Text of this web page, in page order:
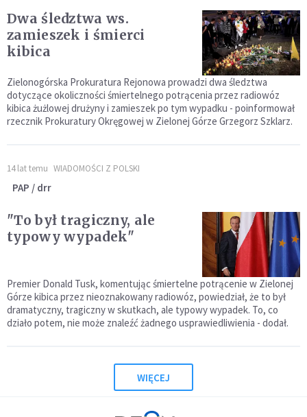
Dwa śledztwa ws.
zamieszek i śmierci
kibica
Zielonogórska Prokuratura Rejonowa prowadzi dwa śledztwa
dotyczące okoliczności śmiertelnego potrącenia przez radiowóz
kibica żużlowej drużyny i zamieszek po tym wypadku - poinformował
rzecznik Prokuratury Okręgowej w Zielonej Górze Grzegorz Szklarz.
14 lat temu WIADOMOŚCI Z POLSKI
PAP / drr
"To był tragiczny, ale
typowy wypadek"
Premier Donald Tusk, komentując śmiertelne potrącenie w Zielonej
Górze kibica przez nieoznakowany radiowóz, powiedział, że to był
dramatyczny, tragiczny w skutkach, ale typowy wypadek. To, co
działo potem, nie może znaleźć żadnego usprawiedliwienia - dodał.
WIĘCEJ